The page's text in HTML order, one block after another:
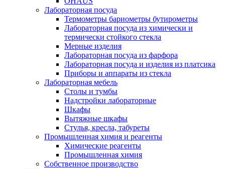
Лабораторная посуда
Термометры бариометры бутирометры
Лабораторная посуда из химически и
термически стойкого стекла
Мерные изделия
Лабораторная посуда из фарфора
Лабораторная посуда и изделия из платсика
Приборы и аппараты из стекла
Лабораторная мебель
Столы и тумбы
Надстройки лабораторные
Шкафы
Вытяжные шкафы
Стулья, кресла, табуреты
Промышленная химия и реагенты
Химические реагенты
Промышленная химия
Собственное производство